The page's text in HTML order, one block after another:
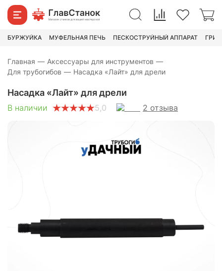
БУРЖУЙКА МУФЕЛЬНАЯ ПЕЧЬ ПЕСКОСТРУЙНЫЙ АППАРАТ
Главная — Аксессуары для инструментов —
Для трубогибов — Насадка «Лайт» для дрели
Насадка «Лайт» для дрели
В наличии 5,0 2 отзыва